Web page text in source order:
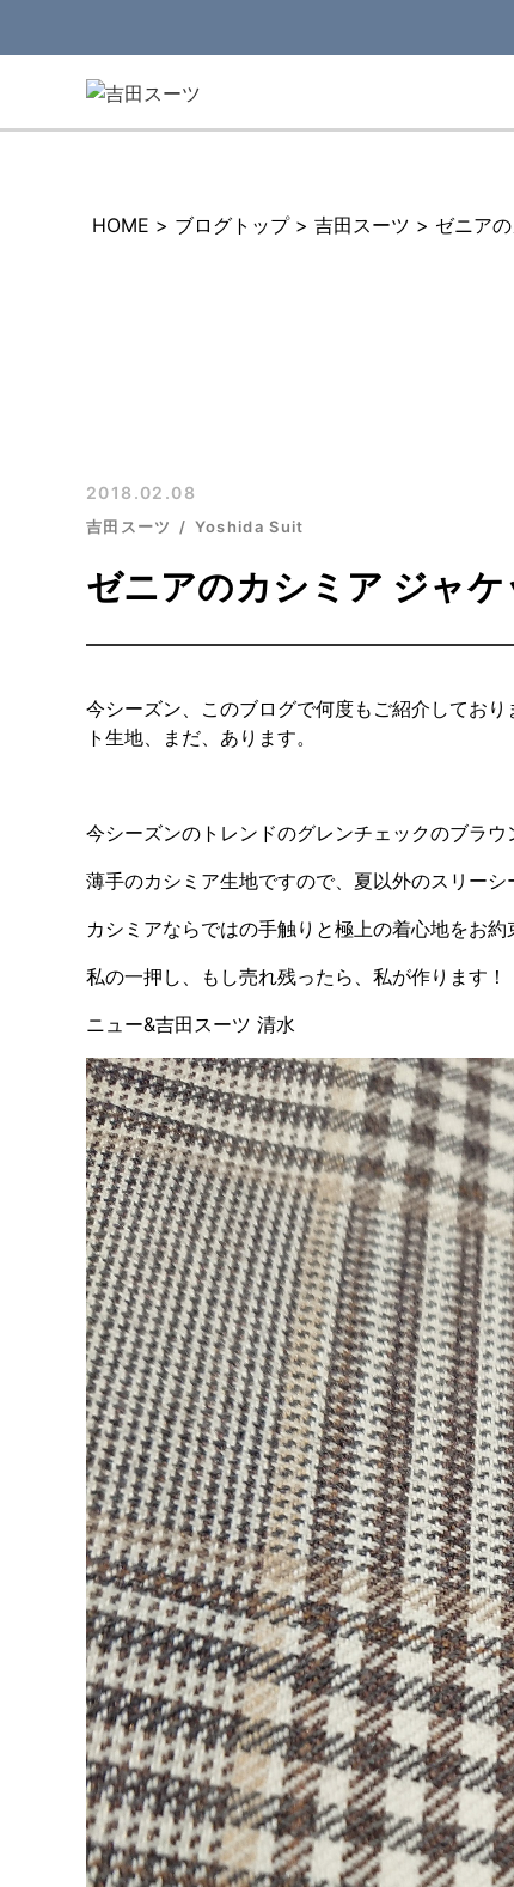
HOME > ブログトップ > 吉田スーツ > ゼニア
2018.02.08
吉田スーツ Yoshida Suit
ゼニアのカシミア ジャケ
今シーズン、このブログで何度もご紹介してお
ト生地、まだ、あります。
今シーズンのトレンドのグレンチェックのブラウ
薄手のカシミア生地ですので、夏以外のスリーシ
カシミアならではの手触りと極上の着心地をお約
私の一押し、もし売れ残ったら、私が作ります！
ニュー&吉田スーツ 清水